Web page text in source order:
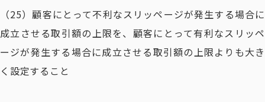
（25）顧客にとって不利なスリッページが発生する場合に
成立させる取引額の上限を、顧客にとって有利なスリッペ
ージが発生する場合に成立させる取引額の上限よりも大き
く設定すること